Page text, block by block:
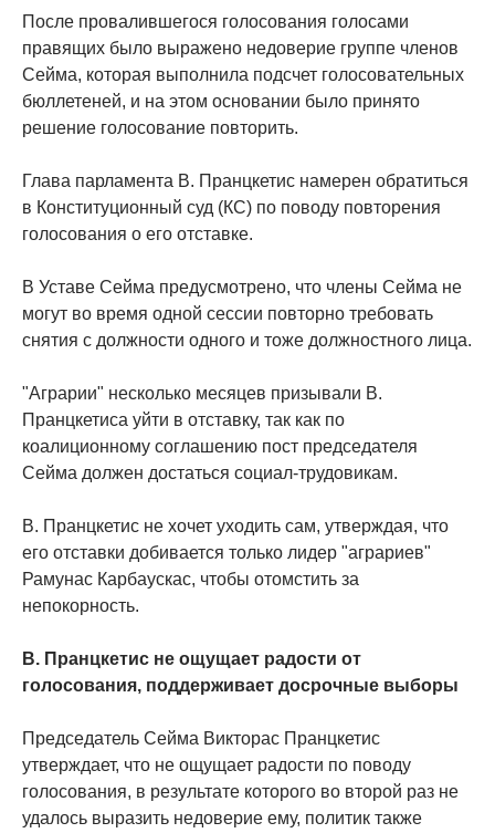
После провалившегося голосования голосами
правящих было выражено недоверие группе членов
Сейма, которая выполнила подсчет голосовательных
бюллетеней, и на этом основании было принято
решение голосование повторить.
Глава парламента В. Пранцкетис намерен обратиться
в Конституционный суд (КС) по поводу повторения
голосования о его отставке.
В Уставе Сейма предусмотрено, что члены Сейма не
могут во время одной сессии повторно требовать
снятия с должности одного и тоже должностного лица.
"Аграрии" несколько месяцев призывали В.
Пранцкетиса уйти в отставку, так как по
коалиционному соглашению пост председателя
Сейма должен достаться социал-трудовикам.
В. Пранцкетис не хочет уходить сам, утверждая, что
его отставки добивается только лидер "аграриев"
Рамунас Карбаускас, чтобы отомстить за
непокорность.
В. Пранцкетис не ощущает радости от
голосования, поддерживает досрочные выборы
Председатель Сейма Викторас Пранцкетис
утверждает, что не ощущает радости по поводу
голосования, в результате которого во второй раз не
удалось выразить недоверие ему, политик также